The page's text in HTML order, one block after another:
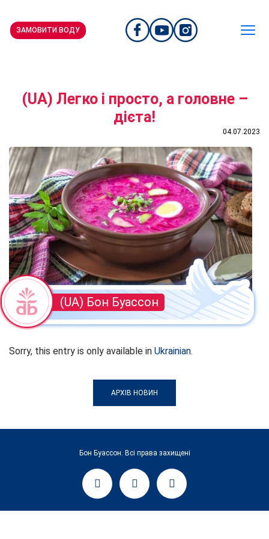
ЗАМОВИТИ ВОДУ
(UA) Легко і просто, а головне –
дієта!
04.07.2023
(UA) Бон Буассон
Sorry, this entry is only available in Ukrainian.
АРХІВ НОВИН
Бон Буассон. Всі права захищені